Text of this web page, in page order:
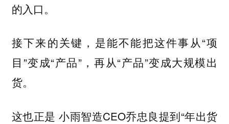
的入口。
接下来的关键，是能不能把这件事从“项
目”变成“产品”，再从“产品”变成大规模出
货。
这也正是 小雨智造CEO乔忠良提到“年出货